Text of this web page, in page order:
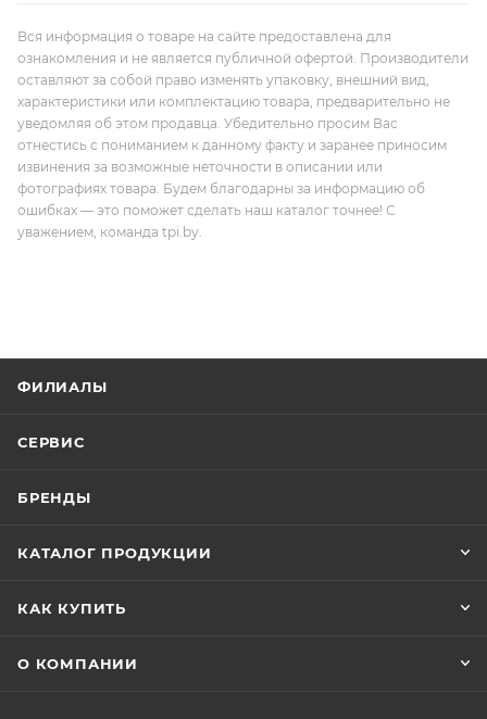
Вся информация о товаре на сайте предоставлена для
ознакомления и не является публичной офертой. Производители
оставляют за собой право изменять упаковку, внешний вид,
характеристики или комплектацию товара, предварительно не
уведомляя об этом продавца. Убедительно просим Вас
отнестись с пониманием к данному факту и заранее приносим
извинения за возможные неточности в описании или
фотографиях товара. Будем благодарны за информацию об
ошибках — это поможет сделать наш каталог точнее! С
уважением, команда tpi.by.
ФИЛИАЛЫ
СЕРВИС
БРЕНДЫ
КАТАЛОГ ПРОДУКЦИИ
КАК КУПИТЬ
О КОМПАНИИ